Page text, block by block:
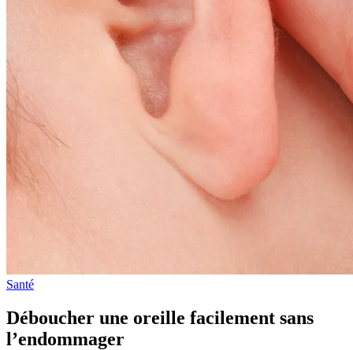
Santé
Déboucher une oreille facilement sans
l’endommager